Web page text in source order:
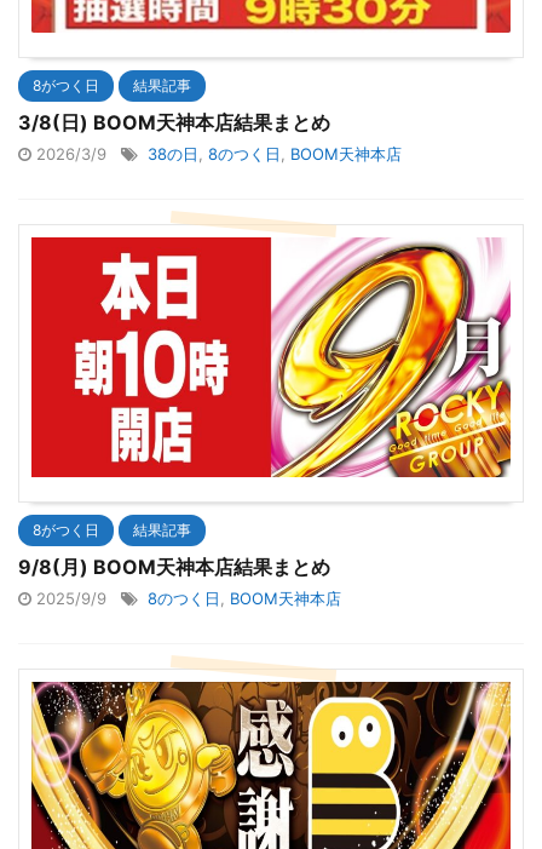
8がつく日 結果記事
3/8(日) BOOM天神本店結果まとめ
2026/3/9 38の日, 8のつく日, BOOM天神本店
8がつく日 結果記事
9/8(月) BOOM天神本店結果まとめ
2025/9/9 8のつく日, BOOM天神本店